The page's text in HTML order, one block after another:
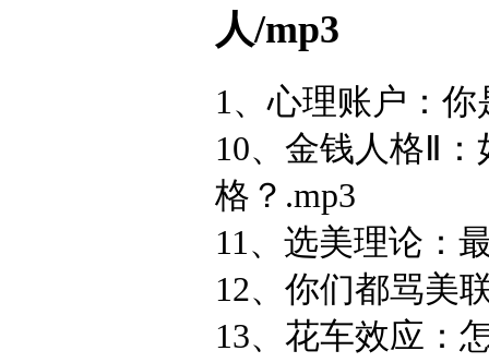
人/mp3
1、心理账户：
10、金钱人格Ⅱ
格？.mp3
11、选美理论：
12、你们都骂美
13、花车效应：